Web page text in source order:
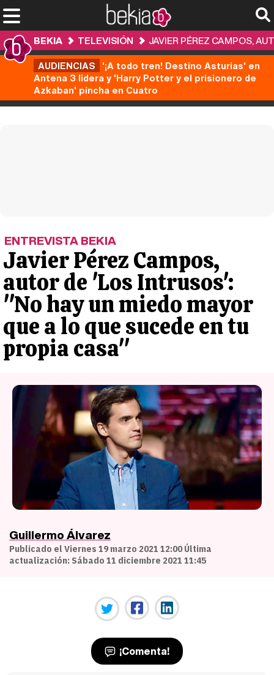
BEKIA TELEVISIÓN
JAVIER PÉREZ CAMPOS,
AUDIENCIAS '¡A todo tren! Destino Asturias' en
Antena 3 lidera y 'Harry Potter y el prisionero de
Azkaban' pincha en Cuatro
ENTREVISTA BEKIA
Javier Pérez Campos,
autor de 'Los Intrusos':
"No hay un miedo mayor
que a lo que sucede en tu
propia casa"
Guillermo Álvarez
Publicado el Viernes 19 marzo 2021 12:00 Última
actualización: Sábado 11 diciembre 2021 11:45
¡Comenta!